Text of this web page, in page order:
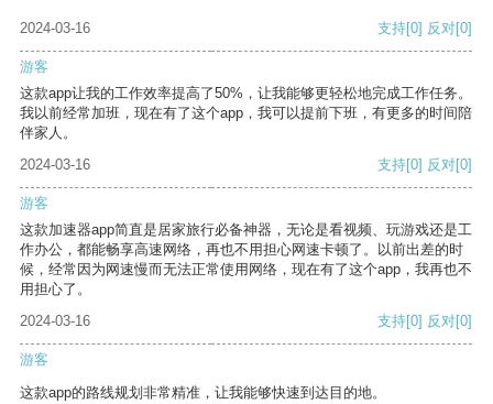
2024-03-16 支持[0] 反对[0]
游客
这款app让我的工作效率提高了50%，让我能够更轻松地完成工作任务。
我以前经常加班，现在有了这个app，我可以提前下班，有更多的时间陪
伴家人。
2024-03-16
支持[0] 反对[0]
游客
这款加速器app简直是居家旅行必备神器，无论是看视频、玩游戏还是工
作办公，都能畅享高速网络，再也不用担心网速卡顿了。以前出差的时
候，经常因为网速慢而无法正常使用网络，现在有了这个app，我再也不
用担心了。
2024-03-16
支持[0] 反对[0]
游客
这款app的路线规划非常精准，让我能够快速到达目的地。